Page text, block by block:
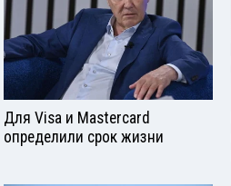
Для Visа и Mastercard
определили срок жизни